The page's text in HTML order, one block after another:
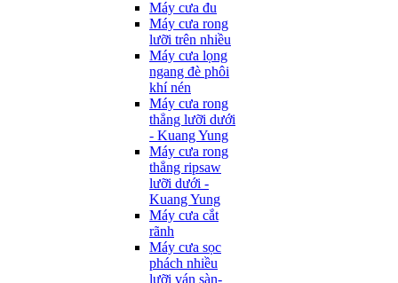
Máy cưa đu
Máy cưa rong
lưỡi trên nhiều
Máy cưa lọng
ngang đè phôi
khí nén
Máy cưa rong
thẳng lưỡi dưới
- Kuang Yung
Máy cưa rong
thẳng ripsaw
lưỡi dưới -
Kuang Yung
Máy cưa cắt
rãnh
Máy cưa sọc
phách nhiều
lưỡi ván sàn-